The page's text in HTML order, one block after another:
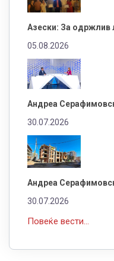
Азески: За одржлив
05.08.2026
Андреа
30.07.2026
Андреа
30.07.2026
Повеќе вести...